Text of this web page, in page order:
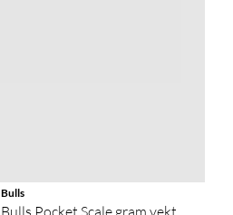
Bulls
Bulls Pocket Scale gram vekt